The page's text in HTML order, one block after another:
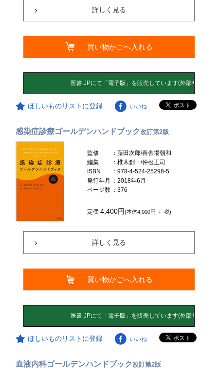
詳しく見る
買い物かごへ入れる
ほしいものリストに登録 いいね
感染症診療ゴールデンハンドブック改訂第2版
監修
：藤田次郎/喜舎場朝和
編集
：椎木創一/仲松正司
ISBN
：978-4-524-25298-5
発行年月
：2018年6月
ページ数 ：376
定価4,400円(本体4,000円 ＋ 税)
詳しく見る
買い物かごへ入れる
ほしいものリストに登録 いいね
血液内科ゴールデンハンドブック改訂第2版